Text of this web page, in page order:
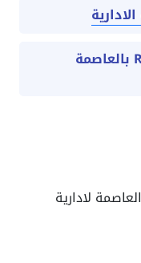
الحي السكني الثامن R8 بالعاصمة
العاصمة لادارية